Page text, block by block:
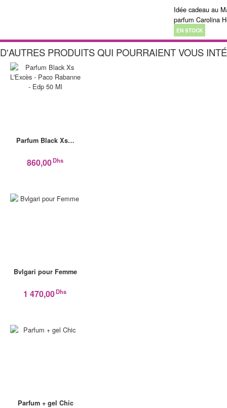
Idée cadeau au
parfum Carolina
EN STOCK
D'AUTRES PRODUITS QUI POURRAIENT VOUS
Parfum Black Xs…
860,00Dhs
Bvlgari pour Femme
1 470,00Dhs
Parfum + gel Chic